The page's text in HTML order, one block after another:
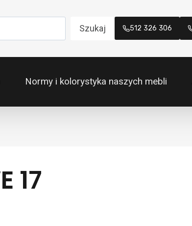
Szukaj 512 326 306
Normy i kolorystyka naszych mebli
17